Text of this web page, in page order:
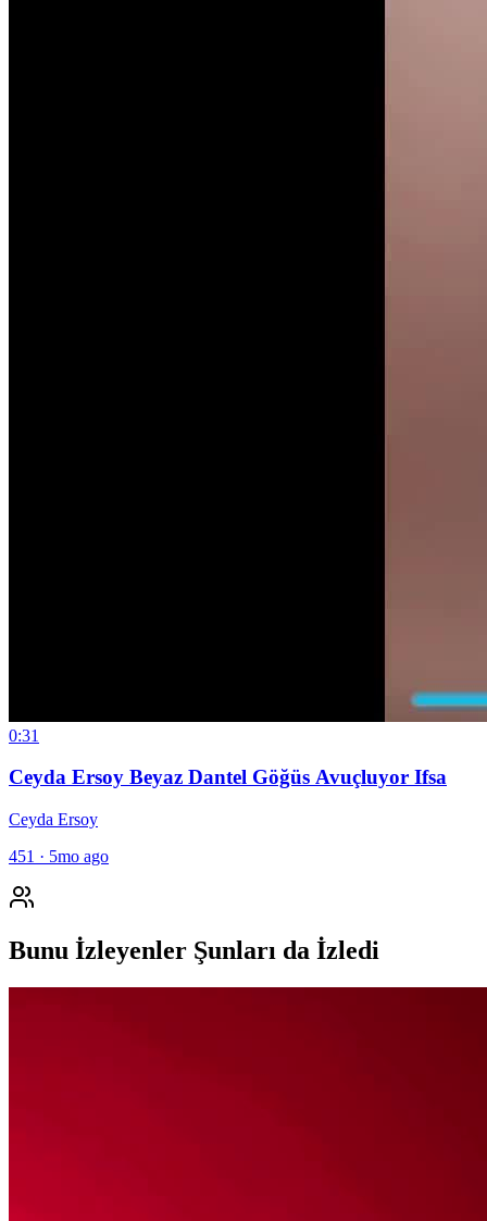
0:31
Ceyda Ersoy Beyaz Dantel Göğüs Avuçluyor Ifsa
Ceyda Ersoy
451 · 5mo ago
Bunu İzleyenler Şunları da İzledi